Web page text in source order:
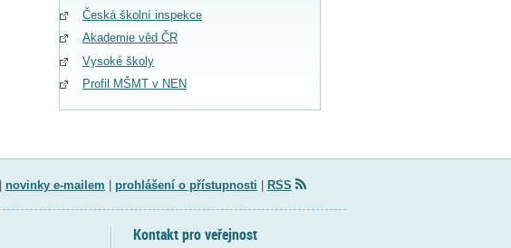
Česká školní inspekce
Akademie věd ČR
Vysoké školy
Profil MŠMT v NEN
novinky e-mailem prohlášení o přístupnosti RSS
Kontakt pro veřejnost